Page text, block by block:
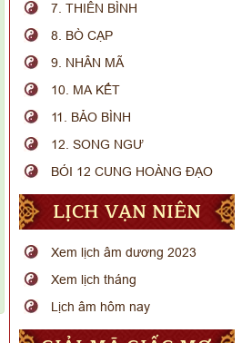
7. THIÊN BÌNH
8. BÒ CẠP
9. NHÂN MÃ
10. MA KẾT
11. BẢO BÌNH
12. SONG NGƯ
BÓI 12 CUNG HOÀNG ĐẠO
LỊCH VẠN NIÊN
Xem lịch âm dương 2023
Xem lịch tháng
Lịch âm hôm nay